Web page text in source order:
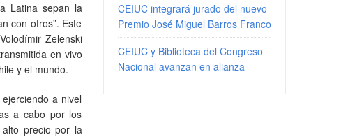
Latina sepan la
con otros”. Este
Zelenski
en vivo
y el mundo.
a nivel
a cabo por los
precio por la
CEIUC integrará jurado del nuevo
Premio José Miguel Barros Franco
CEIUC y Biblioteca del Congreso
Nacional avanzan en alianza